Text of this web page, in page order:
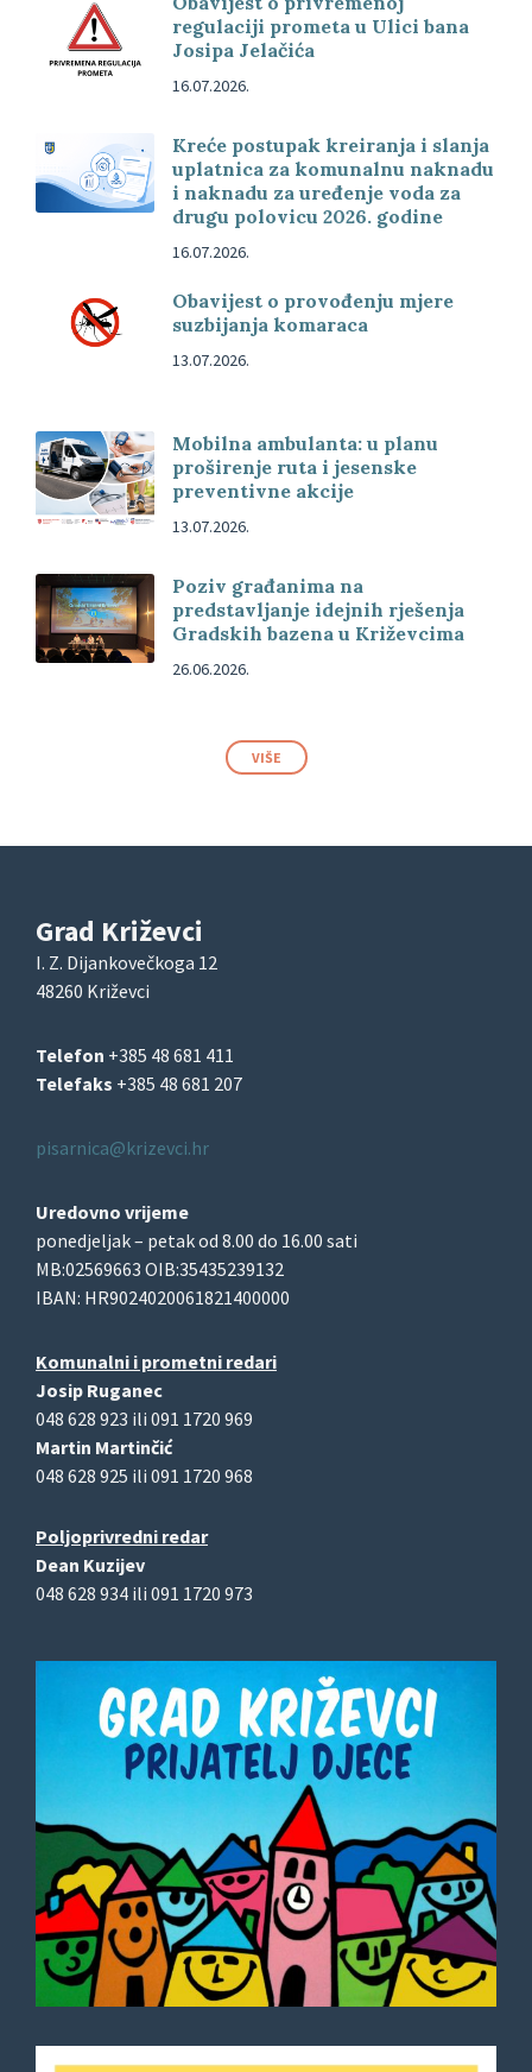
regulaciji prometa u Ulici bana
Josipa Jelačića
16.07.2026.
Kreće postupak kreiranja i slanja
uplatnica za komunalnu naknadu
i naknadu za uređenje voda za
drugu polovicu 2026. godine
16.07.2026.
Obavijest o provođenju mjere
suzbijanja komaraca
13.07.2026.
Mobilna ambulanta: u planu
proširenje ruta i jesenske
preventivne akcije
13.07.2026.
Poziv građanima na
predstavljanje idejnih rješenja
Gradskih bazena u Križevcima
26.06.2026.
VIŠE
Grad Križevci
I. Z. Dijankovečkoga 12
48260 Križevci
Telefon +385 48 681 411
Telefaks +385 48 681 207
pisarnica@krizevci.hr
Uredovno vrijeme
ponedjeljak – petak od 8.00 do 16.00 sati
MB:02569663 OIB:35435239132
IBAN: HR9024020061821400000
Komunalni i prometni redari
Josip Ruganec
048 628 923 ili 091 1720 969
Martin Martinčić
048 628 925 ili 091 1720 968
Poljoprivredni redar
Dean Kuzijev
048 628 934 ili 091 1720 973